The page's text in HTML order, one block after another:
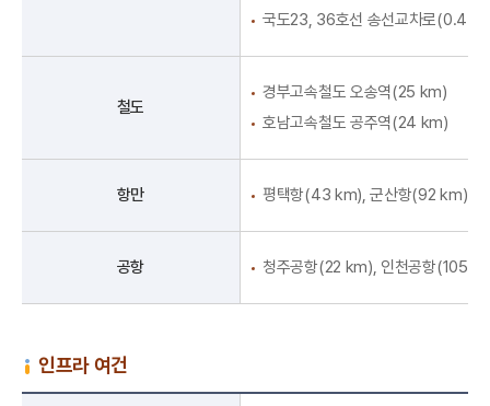
국도23, 36호선 송선교차로(0.4
철도
경부고속철도 오송역(25 km)
호남고속철도 공주역(24 km)
항만 평택항(43 km), 군산항(92 km)
공항 청주공항(22 km), 인천공항(105
인프라 여건